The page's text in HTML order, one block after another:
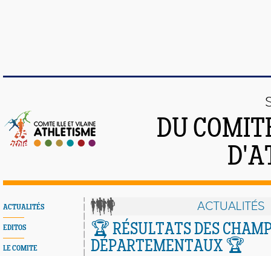
DU
ACTUALITÉS
EDITOS
LE COMITE
ACTUALITÉS
🏆 RÉSULTATS DES
DÉPARTEMENTAUX 🏆